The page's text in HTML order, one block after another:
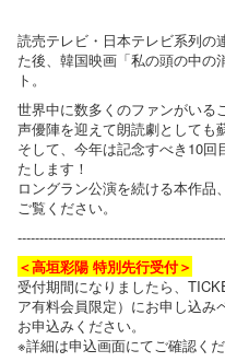
読売テレビ・日本テレビ系列の
た後、韓国映画「私の頭の中の
ト。
世界中に数多くのファンがいる
声優陣を迎えて朗読劇としても
そして、今年は記念すべき10
たします！
ロングラン公演を続ける本作
ご覧ください。
＜高垣彩陽 特別先行受付＞
受付期間になりましたら、
ア有料会員限定）にお申し込み
お申込みください。
※詳細は申込画面にてご確認くだ